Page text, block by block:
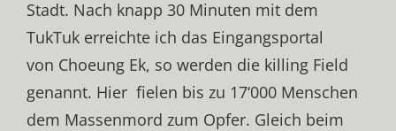
Stadt. Nach knapp 30 Minuten mit dem
TukTuk erreichte ich das Eingangsportal
von Choeung Ek, so werden die killing Field
genannt. Hier fielen bis zu 17‘000 Menschen
dem Massenmord zum Opfer. Gleich beim